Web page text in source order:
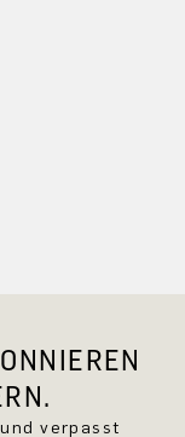
verpasst